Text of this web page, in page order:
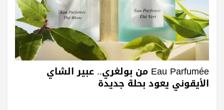
Eau Parfumée من بولغري.. عبير الشاي
الأيقوني يعود بحلة جديدة